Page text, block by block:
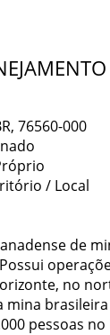
76560-000
/ Local
de
no
pessoas